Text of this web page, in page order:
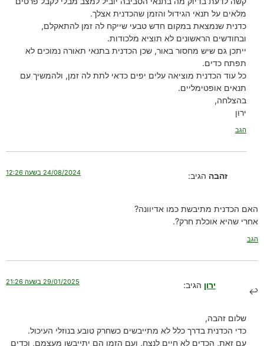
מלאים על תנאי הגידול והזמן שהכדנית אצלך.
כדנית שנמצאת במקום חדש טבעי שייקח לה זמן להתאקלם,
ובחודשים הראשונים לא תוציא מלכודות.
ייתכן גם שיש מחסור באור, שכן הכדנית בתנאי תאורה נמוכים לא
תפתח כדים.
כל עוד הכדנית מוציאה עלים יפים כדאי לתת לה זמן, ולהמשיך עם
תנאים אופטימליים.
בהצלחה,
ירון
הגב
זהבה הגיב: 24/08/2024 בשעה 12:26
האם הכדנית מתיבשת כמו אדיוונה?
אחרי שהיא אוכלת חרק?.
הגב
ירון הגיב: 29/01/2025 בשעה 21:26
שלום זהבה,
כדי הכדנית בדרך כלל לא מתייבשים כשחרק טובע בנוזלי העיכול.
עם זאת, הכדים לא חיים לנצח, ועם הזמן הם יתייבשו מעצמם, וכדים